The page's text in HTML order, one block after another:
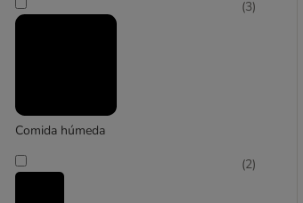
Comida húmeda
(3)
(2)